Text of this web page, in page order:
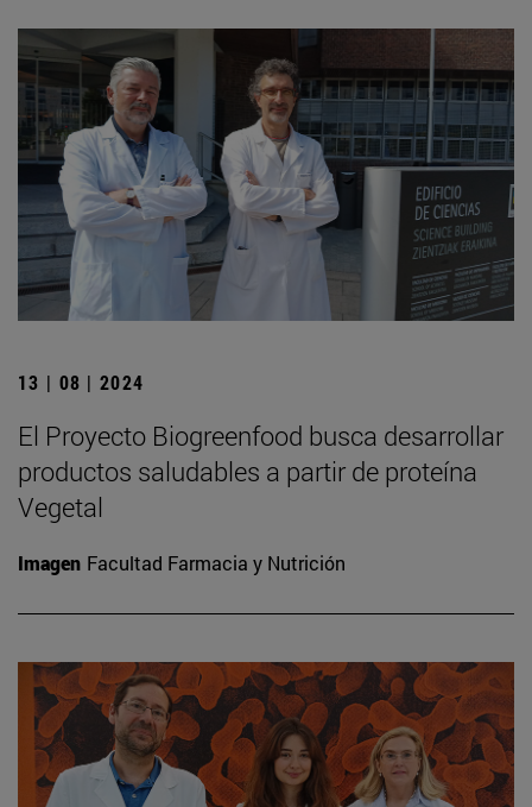
13 | 08 | 2024
El Proyecto Biogreenfood busca desarrollar
productos saludables a partir de proteína
Vegetal
Imagen Facultad Farmacia y Nutrición